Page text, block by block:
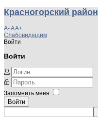
Красногорский район
A-AA+
Слабовидящим
Войти
Войти
Запомнить меня
Войти